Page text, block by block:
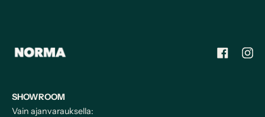
Facebook
SHOWROOM
Vain ajanvarauksella: